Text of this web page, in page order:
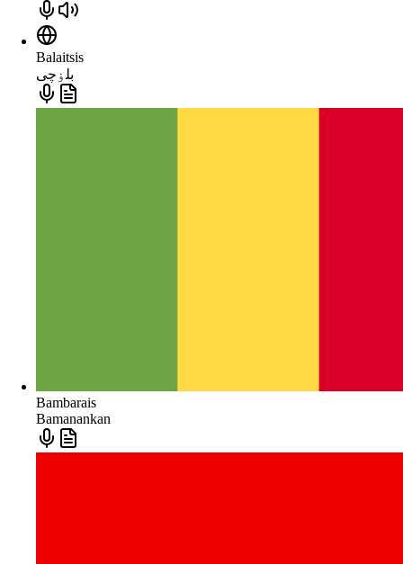
Balaitsis
بلۏچی
Bambarais
Bamanankan